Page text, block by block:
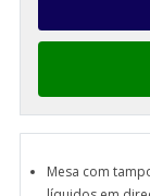
Mesa com